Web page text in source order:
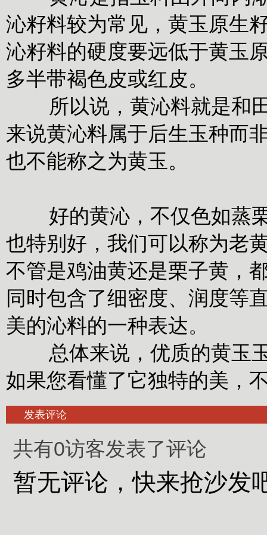
沁籽料较为常见，黄玉原生
沁籽料的硬度要远低于黄玉
多半带褐色皮或红皮。
所以说，黄沁料就是和田
来说黄沁料属于后生玉种而
也不能称之为黄玉。
好的黄沁，不仅色如蒸栗
也特别好，我们可以称为老
不管是鸡油黄还是栗子黄，
同时包含了细密度、润度等
美的沁料的一种表达。
总体来说，优质的黄玉玉
如果您看懂了它独特的美，
发表评论
共有0访客发表了评论
暂无评论，快来抢沙发